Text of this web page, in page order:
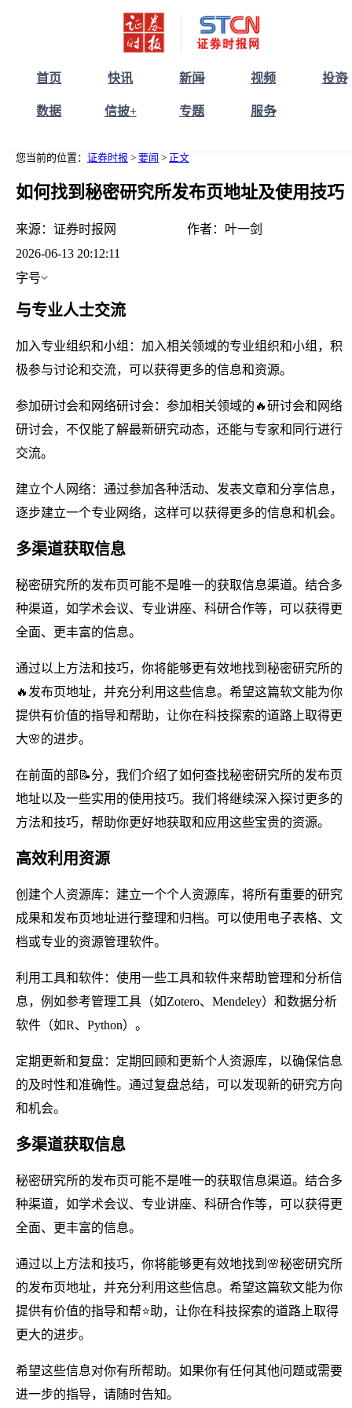
首页 快讯 新闻 视频 投资
数据 信披+ 专题 服务
您当前的位置： 证券时报 > 要闻 > 正文
如何找到秘密研究所发布页地址及使用技巧
来源： 证券时报网 作者： 叶一剑
2026-06-13 20:12:11
字号
与专业人士交流
加入专业组织和小组：加入相关领域的专业组织和小组，积
极参与讨论和交流，可以获得更多的信息和资源。
参加研讨会和网络研讨会：参加相关领域的🔥研讨会和网络
研讨会，不仅能了解最新研究动态，还能与专家和同行进行
交流。
建立个人网络：通过参加各种活动、发表文章和分享信息，
逐步建立一个专业网络，这样可以获得更多的信息和机会。
多渠道获取信息
秘密研究所的发布页可能不是唯一的获取信息渠道。结合多
种渠道，如学术会议、专业讲座、科研合作等，可以获得更
全面、更丰富的信息。
通过以上方法和技巧，你将能够更有效地找到秘密研究所的
🔥发布页地址，并充分利用这些信息。希望这篇软文能为你
提供有价值的指导和帮助，让你在科技探索的道路上取得更
大🌸的进步。
在前面的部📝分，我们介绍了如何查找秘密研究所的发布页
地址以及一些实用的使用技巧。我们将继续深入探讨更多的
方法和技巧，帮助你更好地获取和应用这些宝贵的资源。
高效利用资源
创建个人资源库：建立一个个人资源库，将所有重要的研究
成果和发布页地址进行整理和归档。可以使用电子表格、文
档或专业的资源管理软件。
利用工具和软件：使用一些工具和软件来帮助管理和分析信
息，例如参考管理工具（如Zotero、Mendeley）和数据分析
软件（如R、Python）。
定期更新和复盘：定期回顾和更新个人资源库，以确保信息
的及时性和准确性。通过复盘总结，可以发现新的研究方向
和机会。
多渠道获取信息
秘密研究所的发布页可能不是唯一的获取信息渠道。结合多
种渠道，如学术会议、专业讲座、科研合作等，可以获得更
全面、更丰富的信息。
通过以上方法和技巧，你将能够更有效地找到🌸秘密研究所
的发布页地址，并充分利用这些信息。希望这篇软文能为你
提供有价值的指导和帮⭐助，让你在科技探索的道路上取得
更大的进步。
希望这些信息对你有所帮助。如果你有任何其他问题或需要
进一步的指导，请随时告知。